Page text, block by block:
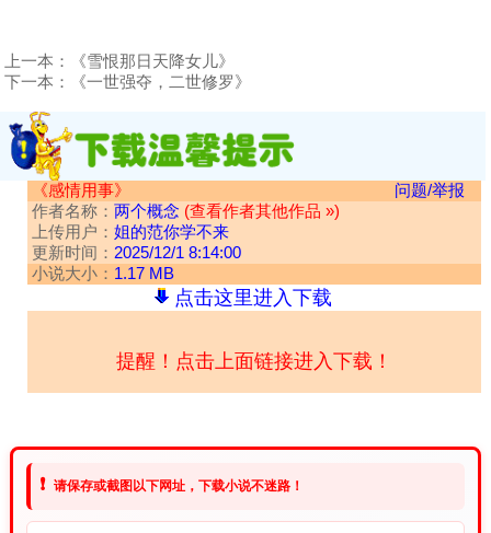
上一本：
《雪恨那日天降女儿》
下一本：
《一世强夺，二世修罗》
《感情用事》
问题/举报
作者名称： 两个概念 (查看作者其他作品 »)
上传用户： 姐的范你学不来
更新时间： 2025/12/1 8:14:00
小说大小： 1.17 MB
点击这里进入下载
提醒！点击上面链接进入下载！
❗ 请保存或截图以下网址，下载小说不迷路！